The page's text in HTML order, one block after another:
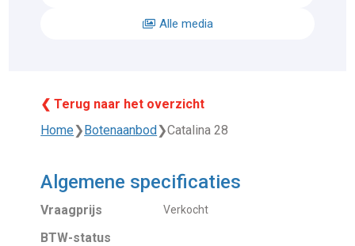
Alle media
❮ Terug naar het overzicht
Home❯Botenaanbod❯Catalina 28
Algemene specificaties
Vraagprijs Verkocht
BTW-status